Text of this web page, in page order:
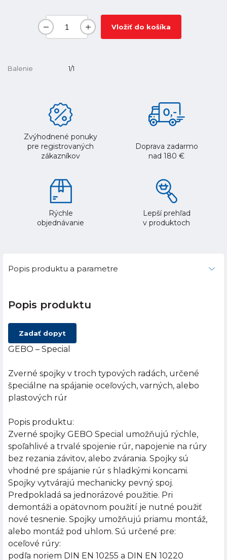
Vložiť do košíka
Balenie 1/1
Zvýhodnené ponuky
pre registrovaných
zákazníkov
Doprava zadarmo
nad 180 €
Rýchle
objednávanie
Lepší prehľad
v produktoch
Popis produktu a parametre
Popis produktu
Zadať dopyt
GEBO – Special
Zverné spojky v troch typových radách, určené
špeciálne na spájanie oceľových, varných, alebo
plastových rúr
Popis produktu:
Zverné spojky GEBO Special umožňujú rýchle,
spoľahlivé a trvalé spojenie rúr, napojenie na rúry
bez rezania závitov, alebo zvárania. Spojky sú
vhodné pre spájanie rúr s hladkými koncami.
Spojky vytvárajú mechanicky pevný spoj.
Predpokladá sa jednorázové použitie. Pri
demontáži a opätovnom použití je nutné použiť
nové tesnenie. Spojky umožňujú priamu montáž,
alebo montáž pod uhlom. Sú určené pre:
oceľové rúry:
podľa noriem DIN EN 10255 a DIN EN 10220